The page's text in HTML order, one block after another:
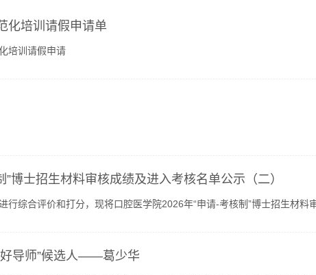
化培训请假申请单
培训请假申请
博士招生材料审核成绩及进入考核名单公示（二）
行综合评价和打分，现将口腔医学院2026年“申请-考核制”博士招生材料
好导师”候选人——葛少华